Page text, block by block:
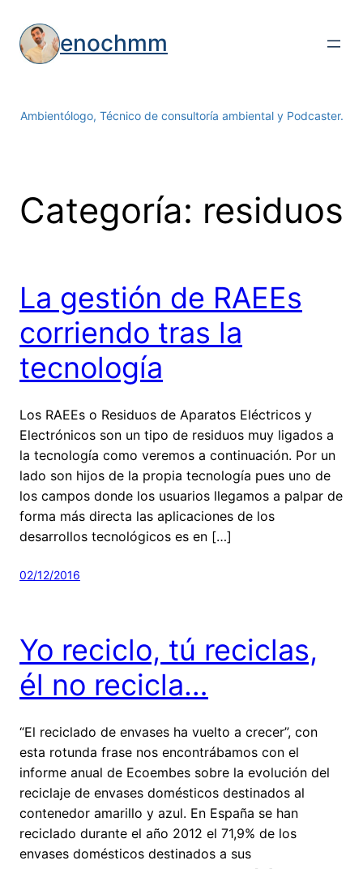
contenidoenochmm
Ambientólogo, Técnico de consultoría ambiental y Podcaster.
Categoría: residuos
La gestión de RAEEs
corriendo tras la
tecnología
Los RAEEs o Residuos de Aparatos Eléctricos y
Electrónicos son un tipo de residuos muy ligados a
la tecnología como veremos a continuación. Por un
lado son hijos de la propia tecnología pues uno de
los campos donde los usuarios llegamos a palpar de
forma más directa las aplicaciones de los
desarrollos tecnológicos es en […]
02/12/2016
Yo reciclo, tú reciclas,
él no recicla…
“El reciclado de envases ha vuelto a crecer”, con
esta rotunda frase nos encontrábamos con el
informe anual de Ecoembes sobre la evolución del
reciclaje de envases domésticos destinados al
contenedor amarillo y azul. En España se han
reciclado durante el año 2012 el 71,9% de los
envases domésticos destinados a sus